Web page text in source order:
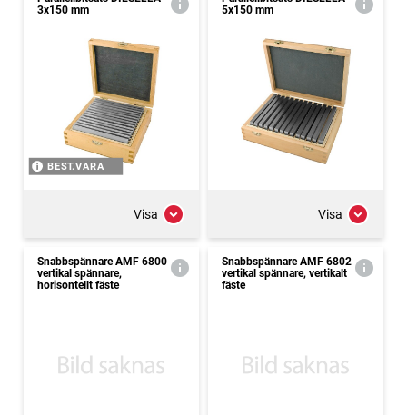
3x150 mm
BEST.VARA
Visa
5x150 mm
Visa
Snabbspännare AMF 6800
vertikal spännare,
horisontellt fäste
Snabbspännare AMF 6802
vertikal spännare, vertikalt
fäste